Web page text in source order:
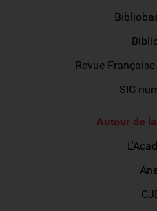
Revue
SIC
Autour de